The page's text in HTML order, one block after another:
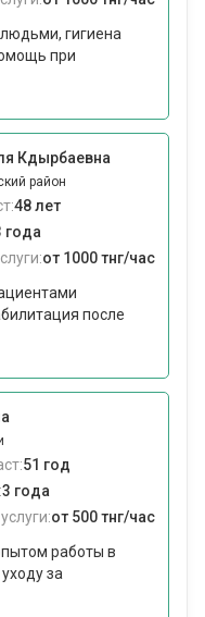
гигиена
при
Кдырбаевна
район
48 лет
года
от 1000 тнг/час
после
51 год
3 года
от 500 тнг/час
работы в
за